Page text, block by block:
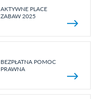
AKTYWNE PLACE
ZABAW 2025
BEZPŁATNA POMOC
PRAWNA